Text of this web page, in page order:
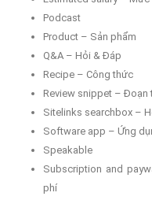
Podcast
Product – Sản phẩm
Q&A – Hỏi & Đáp
Recipe – Công thức
Review snippet – Đoạn
Sitelinks searchbox –
Software app – Ứng
Speakable
Subscription and
phí